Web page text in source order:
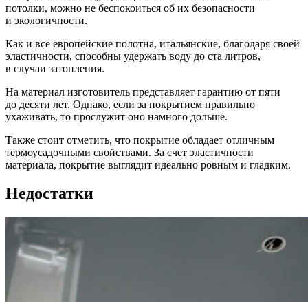
потолки, можно не беспокоиться об их безопасности
и экологичности.
Как и все европейские полотна, итальянские, благодаря своей
эластичности, способны удержать воду до ста литров,
в случаи затопления.
На материал изготовитель представляет гарантию от пяти
до десяти лет. Однако, если за покрытием правильно
ухаживать, то прослужит оно намного дольше.
Также стоит отметить, что покрытие обладает отличным
термоусадочными свойствами. За счет эластичности
материала, покрытие выглядит идеально ровным и гладким.
Недостатки